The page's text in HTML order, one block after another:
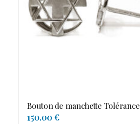
Bouton de manchette Tolérance
150.00 €